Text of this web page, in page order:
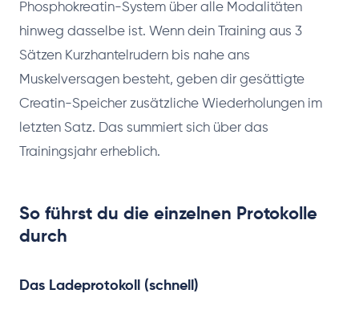
Phosphokreatin-System über alle Modalitäten
hinweg dasselbe ist. Wenn dein Training aus 3
Sätzen Kurzhantelrudern bis nahe ans
Muskelversagen besteht, geben dir gesättigte
Creatin-Speicher zusätzliche Wiederholungen im
letzten Satz. Das summiert sich über das
Trainingsjahr erheblich.
So führst du die einzelnen Protokolle
durch
Das Ladeprotokoll (schnell)